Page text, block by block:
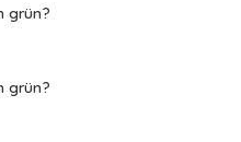
grün?
grün?